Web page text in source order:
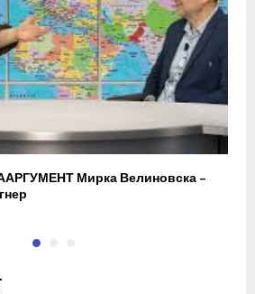
Мирка Велиновска –